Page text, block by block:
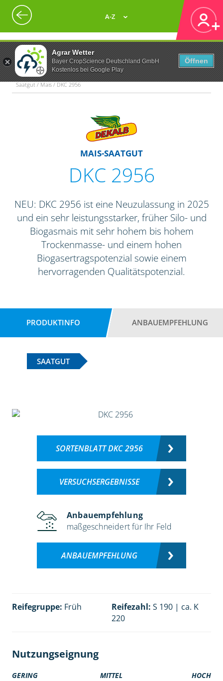
Agrar Wetter
Bayer CropScience Deutschland GmbH
Kostenlos bei Google Play
Öffnen
A-Z
Saatgut / Mais / DKC 2956
MAIS-SAATGUT
DKC 2956
NEU: DKC 2956 ist eine Neuzulassung in 2025
und ein sehr leistungsstarker, früher Silo- und
Biogasmais mit sehr hohem bis hohem
Trockenmasse- und einem hohen
Biogasertragspotenzial sowie einem
hervorragenden Qualitätspotenzial.
PRODUKTINFO ANBAUEMPFEHLUNG
SAATGUT
SORTENBLATT DKC 2956
VERSUCHSERGEBNISSE
Anbauempfehlung
maßgeschneidert für Ihr Feld
ANBAUEMPFEHLUNG
Reifegruppe: Früh Reifezahl: S 190 | ca. K
220
Nutzungseignung
GERING MITTEL HOCH